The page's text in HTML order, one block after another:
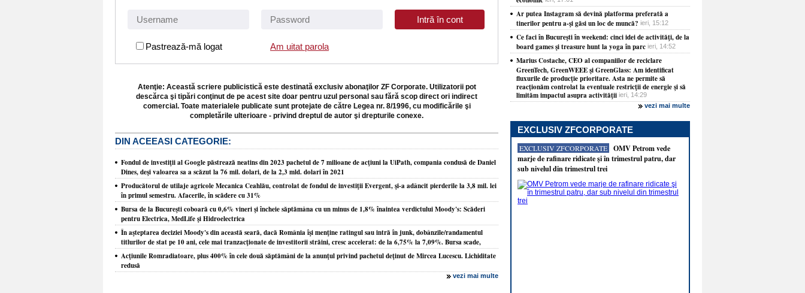
Pastrează-mă logat Am uitat parola
Atenţie: Această scriere publicistică este destinată exclusiv abonaţilor ZF Corporate. Utilizatorii pot
descărca şi tipări conţinut de pe acest site doar pentru uzul personal sau fără scop direct ori indirect
comercial. Toate materialele publicate sunt protejate de către Legea nr. 8/1996, cu modificările şi
completările ulterioare - privind dreptul de autor şi drepturile conexe.
DIN ACEEASI CATEGORIE:
Fondul de investiţii al Google păstrează neatins din 2023 pachetul de 7 milioane de acţiuni la UiPath, compania condusă de Daniel
Dines, deşi valoarea sa a scăzut la 76 mil. dolari, de la 2,3 mld. dolari în 2021
Producătorul de utilaje agricole Mecanica Ceahlău, controlat de fondul de investiţii Evergent, şi-a adâncit pierderile la 3,8 mil. lei
în primul semestru. Afacerile, în scădere cu 31%
Bursa de la Bucureşti coboară cu 0,6% vineri şi încheie săptămâna cu un minus de 1,8% înaintea verdictului Moody's: Scăderi
pentru Electrica, MedLife şi Hidroelectrica
În aşteptarea deciziei Moody's din această seară, dacă România îşi menţine ratingul sau intră în junk, dobânzile/randamentul
titlurilor de stat pe 10 ani, cele mai tranzacţionate de investitorii străini, cresc accelerat: de la 6,75% la 7,09%. Bursa scade,
Acţiunile Romradiatoare, plus 400% în cele două săptămâni de la anunţul privind pachetul deţinut de Mircea Lucescu. Lichiditate
redusă
vezi mai multe
Ar putea Instagram să devină platforma preferată a
tinerilor pentru a-şi găsi un loc de muncă? ieri, 15:12
Ce faci în Bucureşti în weekend: cinci idei de activităţi, de la
board games şi treasure hunt la yoga în parc ieri, 14:52
Marius Costache, CEO al companiilor de reciclare
GreenTech, GreenWEEE şi GreenGlass: Am identificat
fluxurile de producţie prioritare. Asta ne permite să
reacţionăm controlat la eventuale restricţii de energie şi să
limităm impactul asupra activităţii ieri, 14:29
vezi mai multe
EXCLUSIV ZFCORPORATE
EXCLUSIV ZFCORPORATE
OMV Petrom vede
marje de rafinare ridicate şi în trimestrul patru, dar
sub nivelul din trimestrul trei